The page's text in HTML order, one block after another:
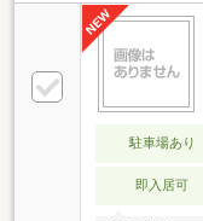
駐車場あり
即入居可